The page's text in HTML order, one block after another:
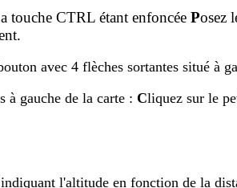
touche CTRL étant enfoncée Posez
avec 4 flèches sortantes situé à
à gauche de la carte : Cliquez sur le
l'altitude en fonction de la